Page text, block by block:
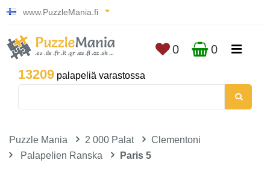
www.PuzzleMania.fi
13209 palapeliä varastossa
0 0
Puzzle Mania 2 000 Palat
Clementoni
Palapelien Ranska
Paris 5